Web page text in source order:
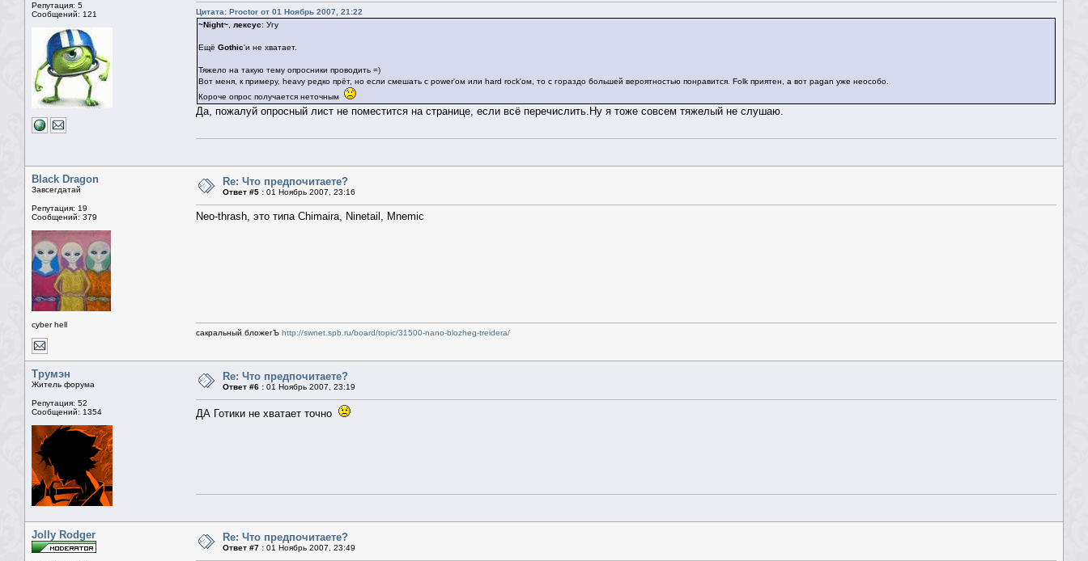
Репутация: 5
Сообщений: 121
Цитата: Proctor от 01 Ноябрь 2007, 21:22
~Night~
лексус: Угу
Ещё Gothic'и не хватает.
Тяжело на такую тему опросники проводить =)
Вот меня, к примеру, heavy редко прёт, но если смешать с power'ом или hard rock'ом, то с гораздо большей вероятностью понравится. Folk приятен, а вот pagan уже неособо.
Короче опрос получается неточным
Да, пожалуй опросный лист не поместится на странице, если всё перечислить.Ну я тоже совсем тяжелый не слушаю.
Black Dragon
Завсегдатай
Репутация: 19
Сообщений: 379
cyber hell
Re: Что предпочитаете?
Ответ #5 : 01 Ноябрь 2007, 23:16
Neo-thrash, это типа Chimaira, Ninetail, Mnemic
сакральный бложегЪ http://swnet.spb.ru/board/topic/31500-nano-blozheg-treidera/
Трумэн
Житель форума
Репутация: 52
Сообщений: 1354
Re: Что предпочитаете?
Ответ #6 : 01 Ноябрь 2007, 23:19
ДА Готики не хватает точно
Jolly Rodger Re: Что предпочитаете?
Ответ #7 : 01 Ноябрь 2007, 23:49